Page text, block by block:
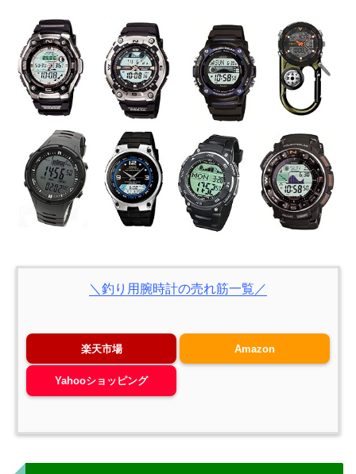
＼釣り用腕時計の売れ筋一覧／
楽天市場 Amazon
Yahooショッピング